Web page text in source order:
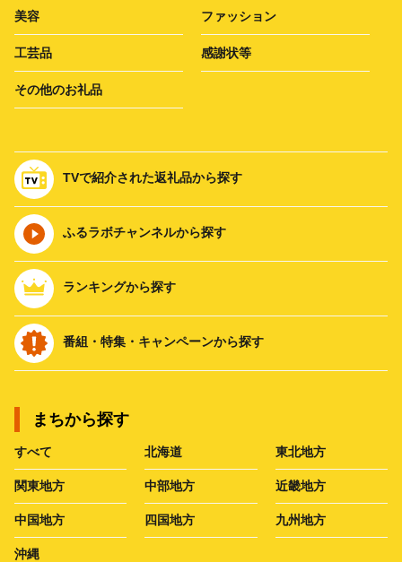
美容 ファッション
工芸品 感謝状等
その他のお礼品
TVで紹介された返礼品から探す
ふるラボチャンネルから探す
ランキングから探す
番組・特集・キャンペーンから探す
まちから探す
すべて 北海道 東北地方
関東地方 中部地方 近畿地方
中国地方 四国地方 九州地方
沖縄